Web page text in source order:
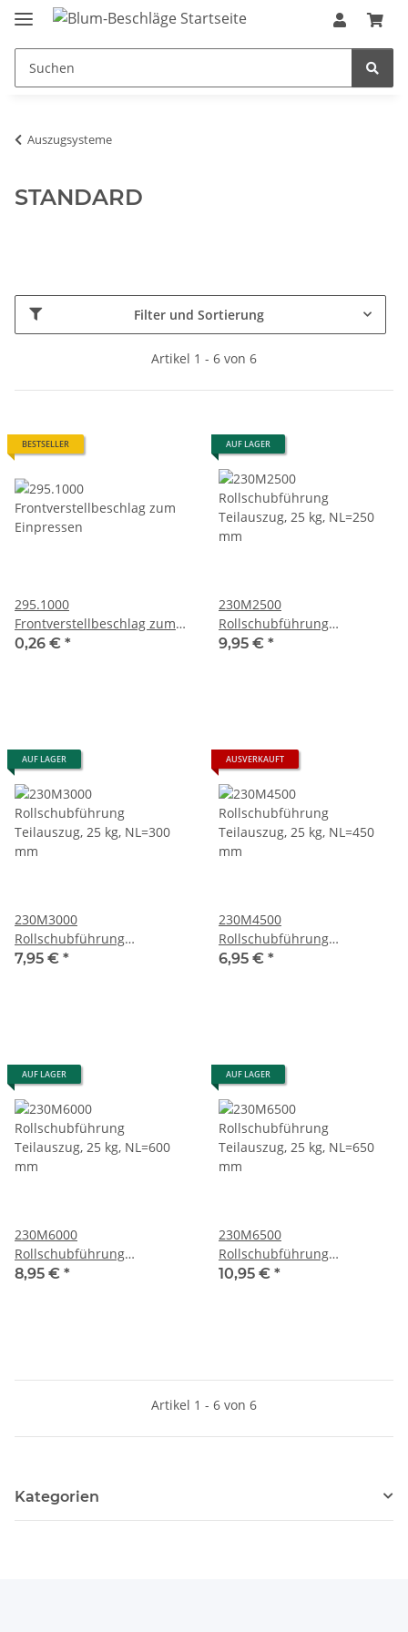
Auszugsysteme
STANDARD
Filter und Sortierung
Artikel 1 - 6 von 6
BESTSELLER
295.1000
Frontverstellbeschlag zum
Einpressen
0,26 € *
AUF LAGER
230M2500
Rollschubführung
Teilauszug, 25 kg, NL=250
9,95 € *
AUF LAGER
230M3000
Rollschubführung
Teilauszug, 25 kg, NL=300
7,95 € *
AUSVERKAUFT
230M4500
Rollschubführung
Teilauszug, 25 kg, NL=450
6,95 € *
AUF LAGER
230M6000
Rollschubführung
Teilauszug, 25 kg, NL=600
8,95 € *
AUF LAGER
230M6500
Rollschubführung
Teilauszug, 25 kg, NL=650
10,95 € *
Artikel 1 - 6 von 6
Kategorien